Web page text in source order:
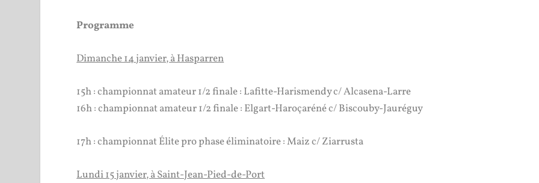
Programme
Dimanche 14 janvier, à Hasparren
15h : championnat amateur 1/2 finale : Lafitte-Harismendy c/ Alcasena-Larre
16h : championnat amateur 1/2 finale : Elgart-Haroçaréné c/ Biscouby-Jauréguy
17h : championnat Élite pro phase éliminatoire : Maiz c/ Ziarrusta
Lundi 15 janvier, à Saint-Jean-Pied-de-Port